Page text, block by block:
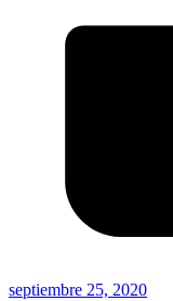
septiembre 25, 2020